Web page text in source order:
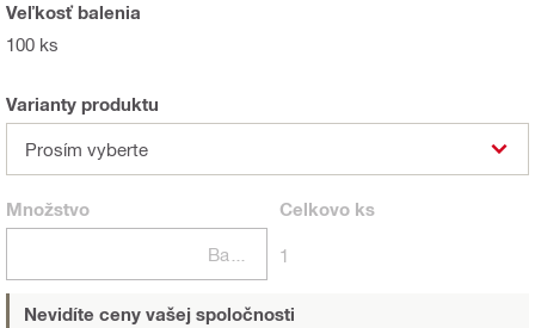
Veľkosť balenia
100 ks
Varianty produktu
Prosím vyberte
Množstvo Celkovo ks
1
Nevidíte ceny vašej spoločnosti